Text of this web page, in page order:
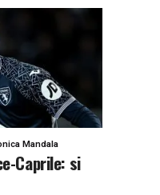
Mandala
Caprile: si